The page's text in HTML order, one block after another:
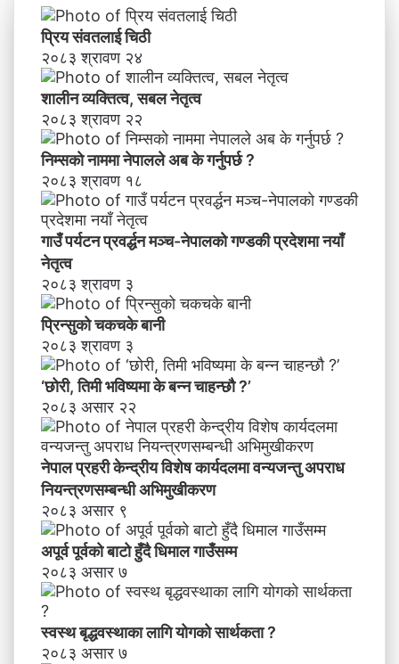
ण्ड
की
प्र
दे
श
मा
न
याँ
ने
तृ
त्व
च
के
बा
नी
प्रिय संवतलाई चिठी
२०८३ श्रावण २४
शालीन व्यक्तित्व, सबल नेतृत्व
२०८३ श्रावण २२
निम्सकाे नाममा नेपालले अब के गर्नुपर्छ ?
२०८३ श्रावण १८
गाउँ पर्यटन प्रवर्द्धन मञ्च-नेपालकाे गण्डकी प्रदेशमा नयाँ
नेतृत्व
२०८३ श्रावण ३
प्रिन्सुको चकचके बानी
२०८३ श्रावण ३
‘छोरी, तिमी भविष्यमा के बन्न चाहन्छौ ?’
२०८३ असार २२
नेपाल प्रहरी केन्द्रीय विशेष कार्यदलमा वन्यजन्तु अपराध
नियन्त्रणसम्बन्धी अभिमुखीकरण
२०८३ असार ९
अपूर्व पूर्वको बाटो हुँदै धिमाल गाउँसम्म
२०८३ असार ७
स्वस्थ बृद्धवस्थाका लागि योगको सार्थकता ?
२०८३ असार ७